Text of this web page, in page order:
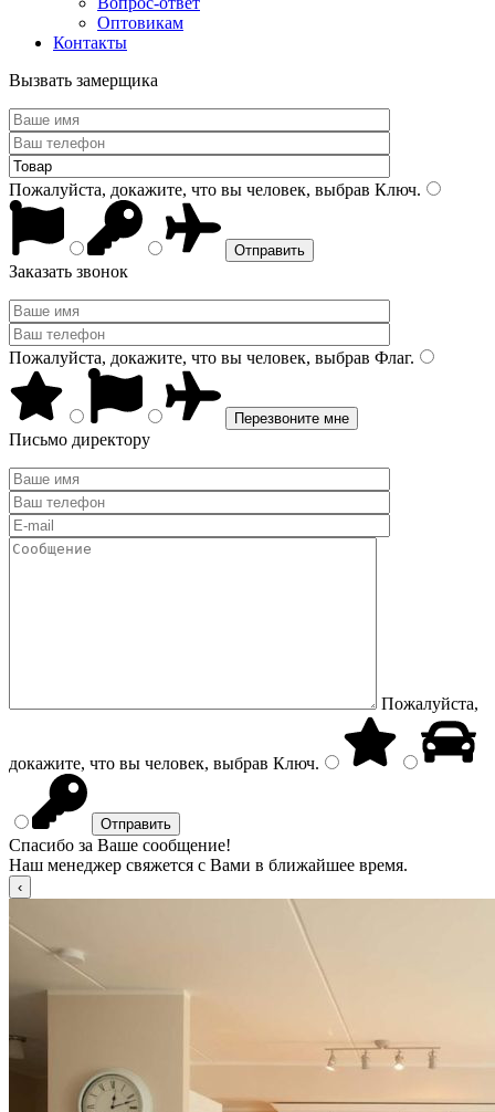
Оптовикам
Контакты
Вызвать замерщика
Пожалуйста, докажите, что вы человек, выбрав Ключ.
Заказать звонок
Пожалуйста, докажите, что вы человек, выбрав Флаг.
Письмо директору
Пожалуйста,
докажите, что вы человек, выбрав Ключ.
Спасибо за Ваше сообщение!
Наш менеджер свяжется с Вами в ближайшее время.